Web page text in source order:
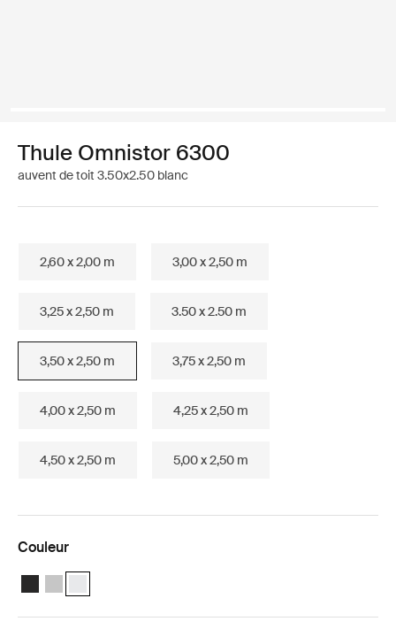
Thule Omnistor 6300
auvent de toit 3.50x2.50 blanc
2,60 x 2,00 m 3,00 x 2,50 m
3,25 x 2,50 m 3.50 x 2.50 m
3,50 x 2,50 m 3,75 x 2,50 m
4,00 x 2,50 m 4,25 x 2,50 m
4,50 x 2,50 m 5,00 x 2,50 m
Couleur
Thule Omnistor 6300 (3.50x2.50) Anthracite
Thule Omnistor 6300 (3.50x2.50) Anodisé
Thule Omnistor 6300 (3.50x2.50) Blanc (selected)